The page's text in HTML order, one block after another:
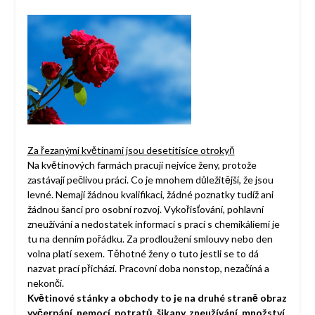
Za řezanými květinami jsou desetitisíce otrokyň
Na květinových farmách pracují nejvíce ženy, protože
zastávají pečlivou práci. Co je mnohem důležitější, že jsou
levné. Nemají žádnou kvalifikaci, žádné poznatky tudíž ani
žádnou šanci pro osobní rozvoj. Vykořisťování, pohlavní
zneužívání a nedostatek informací s prací s chemikáliemi je
tu na denním pořádku. Za prodloužení smlouvy nebo den
volna platí sexem. Těhotné ženy o tuto jestli se to dá
nazvat prací přichází. Pracovní doba nonstop, nezačíná a
nekončí.
Květinové stánky a obchody to je na druhé straně obraz
vyčerpání, nemocí, potratů, šikany, zneužívání, množství